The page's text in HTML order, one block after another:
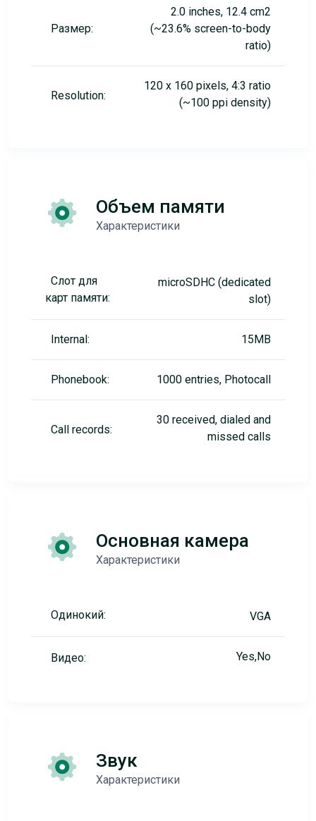
Размер:
2.0 inches, 12.4 cm2
(~23.6% screen-to-body
ratio)
Resolution:
120 x 160 pixels, 4:3 ratio
(~100 ppi density)
Объем памяти
Характеристики
Слот для
карт памяти:
microSDHC (dedicated
slot)
Internal: 15MB
Phonebook: 1000 entries, Photocall
Call records:
30 received, dialed and
missed calls
Основная камера
Характеристики
Одинокий: VGA
Видео: Yes,No
Звук
Характеристики